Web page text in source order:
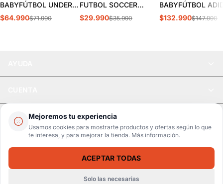
Mejoremos tu experiencia
Usamos cookies para mostrarte productos y ofertas según lo que
te interesa, y para mejorar la tienda. Más información.
ACEPTAR TODAS
Solo las necesarias
BABYFÚTBOL UNDER
ARMOUR SHADOW
$64.990$71.990
FUTBOL SOCCER
DARKBLUE ADULTO
$29.990$35.990
BABYFÚTBOL
COPA MUNDIAL
$132.990$147.990
ZAPATILLAS DE BABYFÚTBOL ADIDAS F50 CLUB MESSI TF ADULTO | IH0917
LEGAL
Pago seguro SSL / Datos protegidos
Realsport © 2026
WebPay MercadoPago Tarjetas